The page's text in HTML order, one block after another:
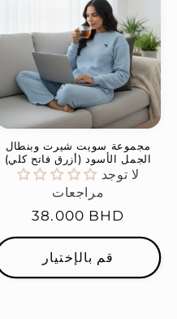
مجموعة سويت شيرت وبنطال
الجمل الأسود (أزرق فاتح كلي)
لا توجد
مراجعات
السعر
العادي
38.000 BHD
قم بالإختيار